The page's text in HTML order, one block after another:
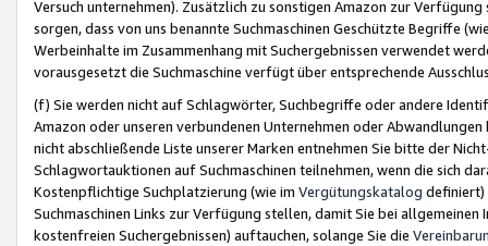
Versuch unternehmen). Zusätzlich zu sonstigen Amazon zur
sorgen, dass von uns benannte Suchmaschinen Geschützte Begriffe
Werbeinhalte im Zusammenhang mit Suchergebnissen verwendet
vorausgesetzt die Suchmaschine verfügt über entsprechende
(f) Sie werden nicht auf Schlagwörter, Suchbegriffe oder andere
Amazon oder unseren verbundenen Unternehmen oder
nicht abschließende Liste unserer Marken entnehmen Sie bitte der
Schlagwortauktionen auf Suchmaschinen teilnehmen, wenn die sich
Kostenpflichtige Suchplatzierung (wie im Vergütungskatalog definiert)
Suchmaschinen Links zur Verfügung stellen, damit Sie bei
kostenfreien Suchergebnissen) auftauchen, solange Sie die